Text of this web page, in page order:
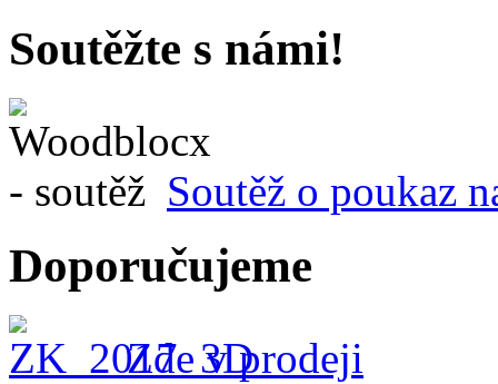
Soutěžte s námi!
Soutěž o poukaz
Doporučujeme
Zde v prodeji